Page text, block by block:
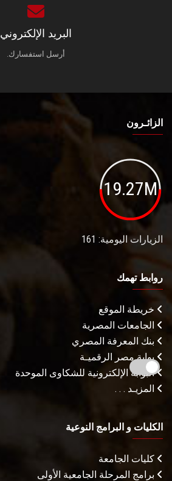
البريد الإلكتروني
أرسل استفسارك.
الزائـرون
19.27M
الزيارات اليومية: 161
روابط تهمك
خريطة الموقع
الجامعات المصرية
بنك المعرفة المصري
بوابة مصر الرقميـة
البوابة الإلكترونية للشكاوى الموحدة
المزيـد . . .
الكليات و البرامج النوعية
كليات الجامعة
برامج المرحلة الجامعية الأولى